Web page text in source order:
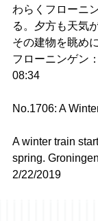
わらくフローニ
る。夕方も天気
その建物を眺め
フローニンゲン
08:34
No.1706: A
A winter train
spring.
2/22/2019